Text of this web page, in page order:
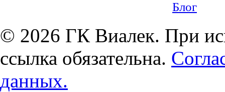
Блог
© 2026 ГК Виалек. При
ссылка обязательна.
данных.